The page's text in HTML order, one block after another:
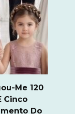
Me 120
Cinco
Do